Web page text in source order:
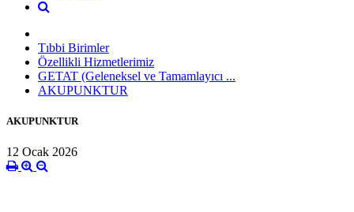
Tıbbi Birimler
Özellikli Hizmetlerimiz
GETAT (Geleneksel ve Tamamlayıcı ...
AKUPUNKTUR
AKUPUNKTUR
12 Ocak 2026